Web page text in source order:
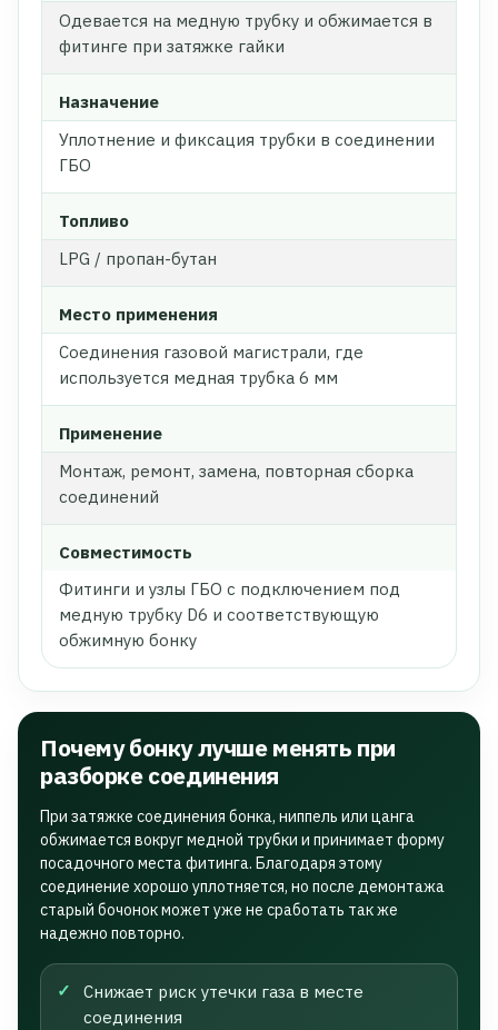
Одевается на медную трубку и обжимается в
фитинге при затяжке гайки
Назначение
Уплотнение и фиксация трубки в соединении
ГБО
Топливо
LPG / пропан-бутан
Место применения
Соединения газовой магистрали, где
используется медная трубка 6 мм
Применение
Монтаж, ремонт, замена, повторная сборка
соединений
Совместимость
Фитинги и узлы ГБО с подключением под
медную трубку D6 и соответствующую
обжимную бонку
Почему бонку лучше менять при
разборке соединения
При затяжке соединения бонка, ниппель или цанга
обжимается вокруг медной трубки и принимает форму
посадочного места фитинга. Благодаря этому
соединение хорошо уплотняется, но после демонтажа
старый бочонок может уже не сработать так же
надежно повторно.
Снижает риск утечки газа в месте
соединения